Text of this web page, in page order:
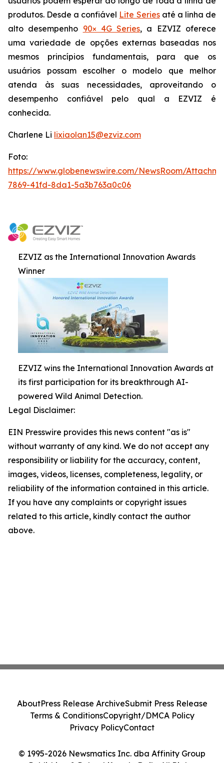
produtos. Desde a confiável Lite Seriesaté a linha de
alto desempenho 90× 4G Series, a EZVIZ oferece
uma variedade de opções externas baseadas nos
mesmos princípios fundamentais, para que os
usuários possam escolher o modelo que melhor
atenda às suas necessidades, aproveitando o
desempenho confiável pelo qual a EZVIZ é
conhecida.
Charlene Li lixiaolan15@ezviz.com
Foto:
https://www.globenewswire.com/NewsRoom/
7869-41fd-8da1-5a3b763a0c06
EZVIZ as the International Innovation Awards
Winner
EZVIZ wins the International Innovation Awards at
its first participation for its breakthrough AI-
powered Wild Animal Detection.
Legal Disclaimer:
EIN Presswire provides this news content "as is"
without warranty of any kind. We do not accept any
responsibility or liability for the accuracy, content,
images, videos, licenses, completeness, legality, or
reliability of the information contained in this article.
If you have any complaints or copyright issues
related to this article, kindly contact the author
above.
© 1995-2026 Newsmatics Inc. dba Affinity Group
AboutPress Release ArchiveSubmit Press Release
Terms & ConditionsCopyright/DMCA Policy
Privacy PolicyContact